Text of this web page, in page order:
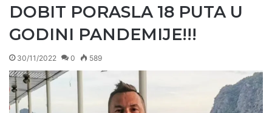
DOBIT PORASLA 18 PUTA U
GODINI PANDEMIJE!!!
30/11/2022 0 589